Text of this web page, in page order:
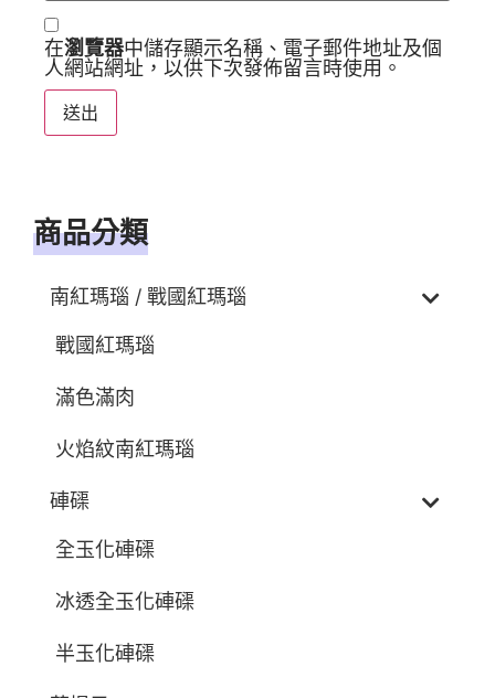
商品分類
南紅瑪瑙 / 戰國紅瑪瑙
戰國紅瑪瑙
滿色滿肉
火焰紋南紅瑪瑙
硨磲
全玉化硨磲
冰透全玉化硨磲
半玉化硨磲
在瀏覽器中儲存顯示名稱、電子郵件地址及個
人網站網址，以供下次發佈留言時使用。